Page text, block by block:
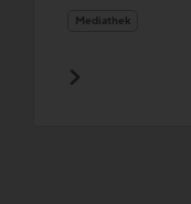
Mediathek